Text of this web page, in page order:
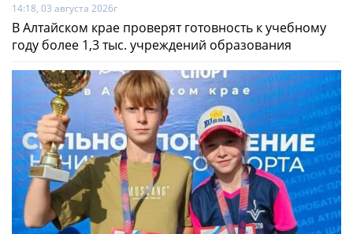
14:18, 03 августа 2026г
В Алтайском крае проверят готовность к учебному
году более 1,3 тыс. учреждений образования